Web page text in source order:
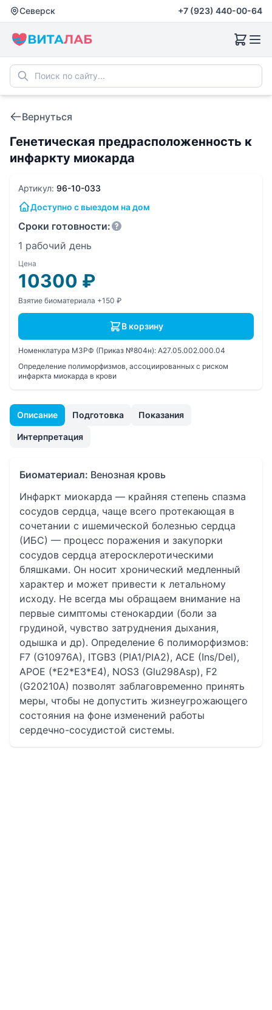
Северск +7 (923) 440-00-64
Вернуться
Генетическая предрасположенность к
инфаркту миокарда
Описание Подготовка Показания
Интерпретация
Биоматериал: Венозная кровь
Инфаркт миокарда — крайняя степень спазма
сосудов сердца, чаще всего протекающая в
сочетании с ишемической болезнью сердца
(ИБС) — процесс поражения и закупорки
сосудов сердца атеросклеротическими
бляшками. Он носит хронический медленный
характер и может привести к летальному
исходу. Не всегда мы обращаем внимание на
первые симптомы стенокардии (боли за
грудиной, чувство затруднения дыхания,
одышка и др). Определение 6 полиморфизмов:
F7 (G10976A), ITGB3 (PIA1/PIA2), ACE (Ins/Del),
APOE (*E2*E3*E4), NOS3 (Glu298Asp), F2
(G20210A) позволят заблаговременно принять
меры, чтобы не допустить жизнеугрожающего
состояния на фоне изменений работы
сердечно-сосудистой системы.
Артикул: 96-10-033
Доступно с выездом на дом
Сроки готовности:
1 рабочий день
Цена
10300 ₽
Взятие биоматериала +150 ₽
В корзину
Номенклатура МЗРФ (Приказ №804н): A27.05.002.000.04
Определение полиморфизмов, ассоциированных с риском
инфаркта миокарда в крови